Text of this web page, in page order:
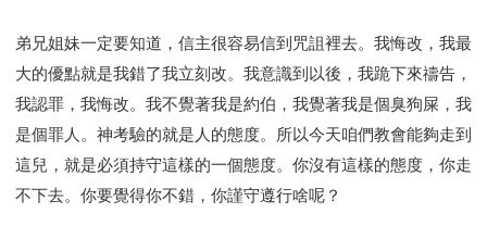
弟兄姐妹一定要知道，信主很容易信到咒詛裡去。我悔改，我最
大的優點就是我錯了我立刻改。我意識到以後，我跪下來禱告，
我認罪，我悔改。我不覺著我是約伯，我覺著我是個臭狗屎，我
是個罪人。神考驗的就是人的態度。所以今天咱們教會能夠走到
這兒，就是必須持守這樣的一個態度。你沒有這樣的態度，你走
不下去。你要覺得你不錯，你謹守遵行啥呢？